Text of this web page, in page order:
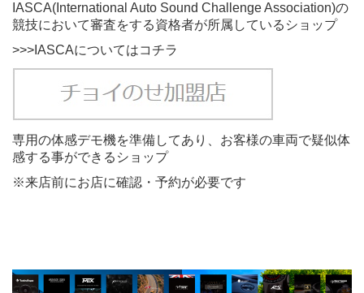
IASCA(International Auto Sound Challenge Association)の
競技において審査をする資格者が所属しているショップ
>>>IASCAについてはコチラ
専用の体感デモ機を準備してあり、お客様の車両で疑似体
感する事ができるショップ
※来店前にお店に確認・予約が必要です